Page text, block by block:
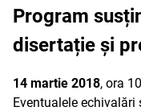
Program
disertație și
14 martie 2018, ora
Eventualele